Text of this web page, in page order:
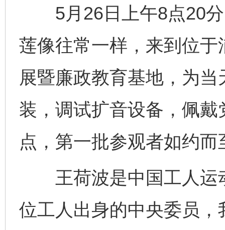
5月26日上午8点20分
莲像往常一样，来到位
展暨廉政教育基地，为
装，调试扩音设备，佩
点，第一批参观者如约而
王荷波是中国工人运
位工人出身的中央委员